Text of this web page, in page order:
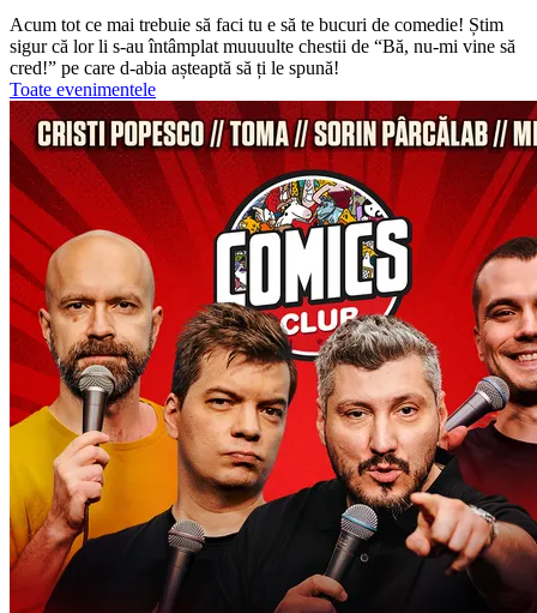
Acum tot ce mai trebuie să faci tu e să te bucuri de comedie! Știm
sigur că lor li s-au întâmplat muuuulte chestii de “Bă, nu-mi vine să
cred!” pe care d-abia așteaptă să ți le spună!
Toate evenimentele